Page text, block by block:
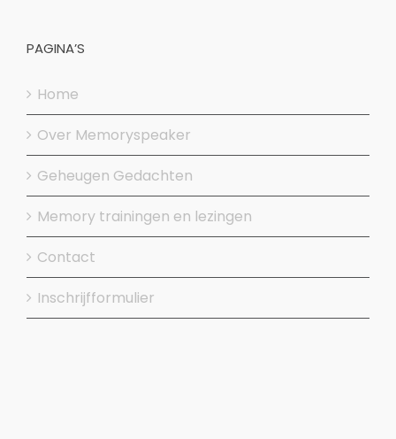
PAGINA’S
Home
Over Memoryspeaker
Geheugen Gedachten
Memory trainingen en lezingen
Contact
Inschrijfformulier